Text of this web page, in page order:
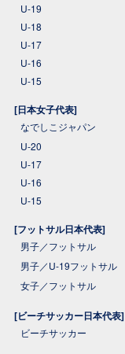
U-19
U-18
U-17
U-16
U-15
[日本女子代表]
なでしこジャパン
U-20
U-17
U-16
U-15
[フットサル日本代表]
男子／フットサル
男子／U-19フットサル
女子／フットサル
[ビーチサッカー日本代表]
ビーチサッカー